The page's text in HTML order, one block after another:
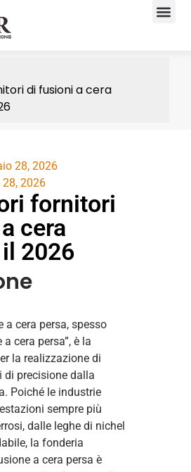
di fusioni a cera
28, 2026
28, 2026
fornitori
cera
2026
a cera persa, spesso
cera persa”, è la
la realizzazione di
precisione dalla
Poiché le industrie
sempre più
dalle leghe di nichel
la fonderia
a cera persa è